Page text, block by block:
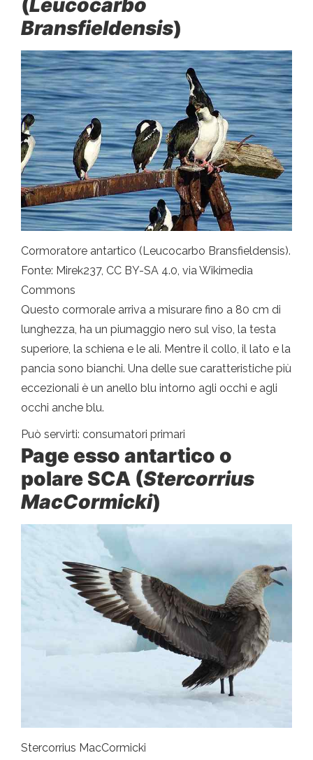
Bransfieldensis)
Cormoratore antartico (Leucocarbo Bransfieldensis).
Fonte: Mirek237, CC BY-SA 4.0, via Wikimedia
Commons
Questo cormorale arriva a misurare fino a 80 cm di
lunghezza, ha un piumaggio nero sul viso, la testa
superiore, la schiena e le ali. Mentre il collo, il lato e la
pancia sono bianchi. Una delle sue caratteristiche più
eccezionali è un anello blu intorno agli occhi e agli
occhi anche blu.
Può servirti: consumatori primari
Page esso antartico o
polare SCA (Stercorrius
MacCormicki)
Stercorrius MacCormicki